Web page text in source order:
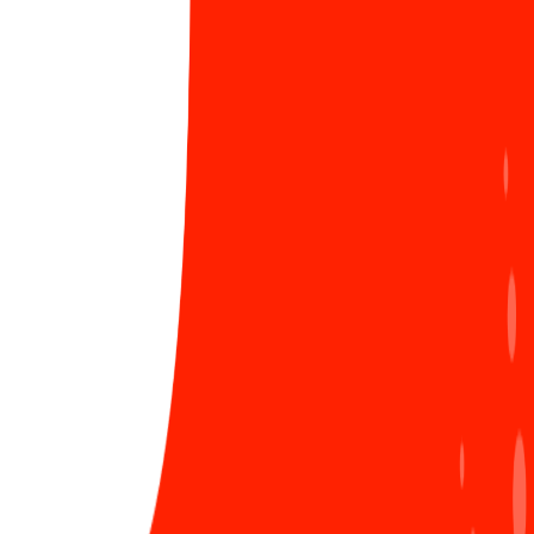
Viblo - 10 năm khẳng định dấu ấn Sun* trong
cộng đồng công nghệ Việt
Nóng: Chính thức ra mắt Learning Path - Lộ trình
học tập cá nhân hóa, chìa khóa phát triển sự
nghiệp của bạn tại Sun*
1050 Lượt xem
Tâm thế của các tân chủ nhân giải thưởng SAA
2024 trước thềm năm mới
593 Lượt xem
Chứng nhận ISO/IEC 27001:2022: Bước tiến vững
chắc khẳng định vị thế Sun*
858 Lượt xem
Ra mắt Secure coding guideline - “Must-read
LIÊN HỆ ĐĂNG BÀI